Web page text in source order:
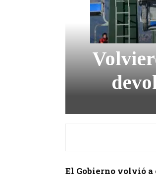
El Gobierno volvió a